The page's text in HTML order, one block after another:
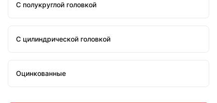
С полукруглой головкой
С цилиндрической головкой
Оцинкованные